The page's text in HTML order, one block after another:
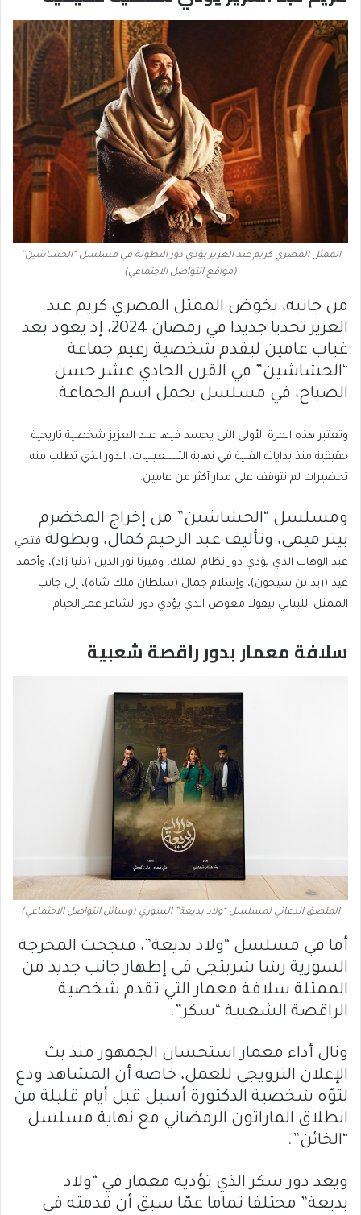
الممثل المصري كريم عبد العزيز يؤدي دور البطولة في مسلسل “الحشاشين”
(مواقع التواصل الاجتماعي)
من جانبه، يخوض الممثل المصري كريم عبد
العزيز تحديا جديدا في رمضان 2024، إذ يعود بعد
غياب عامين ليقدم شخصية زعيم جماعة
“الحشاشين” في القرن الحادي عشر حسن
الصباح، في مسلسل يحمل اسم الجماعة.
وتعتبر هذه المرة الأولى التي يجسد فيها عبد العزيز شخصية تاريخية
حقيقية منذ بداياته الفنية في نهاية التسعينيات، الدور الذي تطلب منه
تحضيرات لم تتوقف على مدار أكثر من عامين.
ومسلسل “الحشاشين” من إخراج المخضرم
بيتر ميمي، وتأليف عبد الرحيم كمال، وبطولة فتحي
عبد الوهاب الذي يؤدي دور نظام الملك، وميرنا نور الدين (دنيا زاد)، وأحمد
عيد (زيد بن سيحون)، وإسلام جمال (سلطان ملك شاه)، إلى جانب
الممثل اللبناني نيقولا معوض الذي يؤدي دور الشاعر عمر الخيام.
سلافة معمار بدور راقصة شعبية
الملصق الدعائي لمسلسل “ولاد بديعة” السوري (وسائل التواصل الاجتماعي)
أما في مسلسل “ولاد بديعة”، فنجحت المخرجة
السورية رشا شربتجي في إظهار جانب جديد من
الممثلة سلافة معمار التي تقدم شخصية
الراقصة الشعبية “سكر”.
ونال أداء معمار استحسان الجمهور منذ بث
الإعلان الترويجي للعمل، خاصة أن المشاهد ودع
لتوّه شخصية الدكتورة أسيل قبل أيام قليلة من
انطلاق الماراثون الرمضاني مع نهاية مسلسل
“الخائن”.
ويعد دور سكر الذي تؤديه معمار في “ولاد
بديعة” مختلفا تماما عمّا سبق أن قدمته في